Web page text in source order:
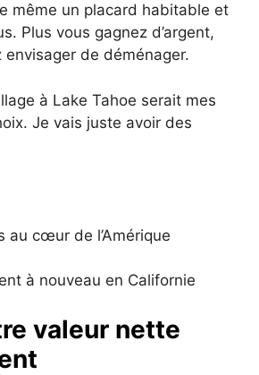
même un placard habitable et
Plus vous gagnez d’argent,
envisager de déménager.
à Lake Tahoe serait mes
Je vais juste avoir des
au cœur de l’Amérique
à nouveau en Californie
valeur nette